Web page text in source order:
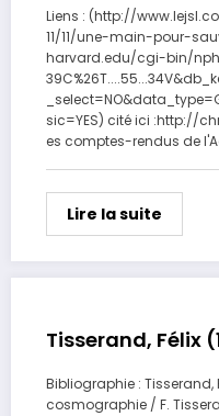
Liens : (http://
11/11/une-main-pour-
harvard.edu/cgi-bin/
sic=YES) cité ici :http://
es comptes-rendus de
Lire la suite
Tisserand, Félix
Bibliographie : Tisserand,
cosmographie / F.